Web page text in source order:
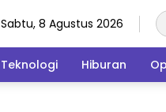
Sabtu, 8 Agustus 2026
Teknologi Hiburan